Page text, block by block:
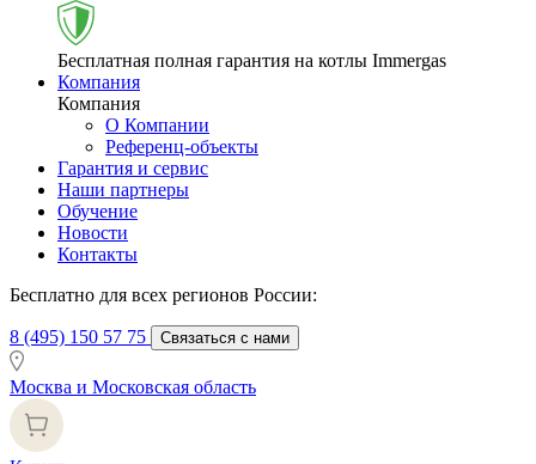
Бесплатная полная гарантия на котлы Immergas
Компания
Компания
О Компании
Референц-объекты
Гарантия и сервис
Наши партнеры
Обучение
Новости
Контакты
Бесплатно для всех регионов России:
8 (495) 150 57 75 Связаться с нами
Москва и Московская область